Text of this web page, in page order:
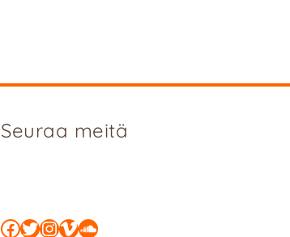
Seuraa meitä
Facebook
Twitter
Instagram
Vimeo
SoundCloud